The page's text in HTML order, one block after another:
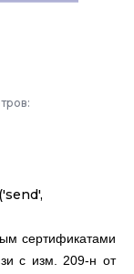
сертификатами
с изм. 209-н от